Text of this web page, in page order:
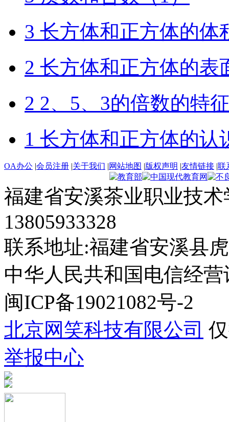
3 长方体和正方体的体
2 长方体和正方体的表
2 2、5、3的倍数的特
1 长方体和正方体的认
OA办公 |会员注册 |关于我们 |网站地图 |版权声明 |友情链接 |联
福建省安溪茶业职业技
13805933328
联系地址:福建省安溪县
中华人民共和国电信经营
闽ICP备19021082号-2
北京网笑科技有限公司
举报中心